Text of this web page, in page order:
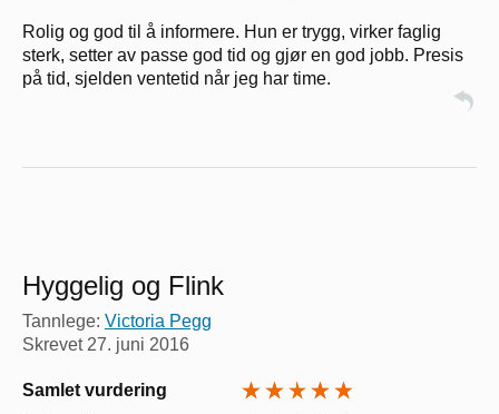
Rolig og god til å informere. Hun er trygg, virker faglig
sterk, setter av passe god tid og gjør en god jobb. Presis
på tid, sjelden ventetid når jeg har time.
Hyggelig og Flink
Tannlege: Victoria Pegg
Skrevet 27. juni 2016
Samlet vurdering